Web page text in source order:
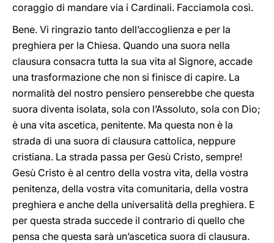
coraggio di mandare via i Cardinali. Facciamola così.
Bene. Vi ringrazio tanto dell’accoglienza e per la
preghiera per la Chiesa. Quando una suora nella
clausura consacra tutta la sua vita al Signore, accade
una trasformazione che non si finisce di capire. La
normalità del nostro pensiero penserebbe che questa
suora diventa isolata, sola con l’Assoluto, sola con Dio;
è una vita ascetica, penitente. Ma questa non è la
strada di una suora di clausura cattolica, neppure
cristiana. La strada passa per Gesù Cristo, sempre!
Gesù Cristo è al centro della vostra vita, della vostra
penitenza, della vostra vita comunitaria, della vostra
preghiera e anche della universalità della preghiera. E
per questa strada succede il contrario di quello che
pensa che questa sarà un’ascetica suora di clausura.